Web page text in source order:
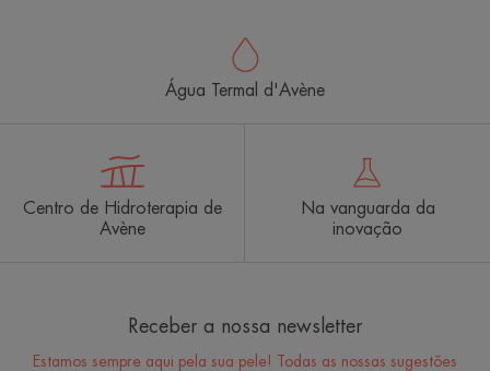
Água Termal d'Avène
Centro de Hidroterapia de
Avène
Na vanguarda da
inovação
Receber a nossa newsletter
Estamos sempre aqui pela sua pele! Todas as nossas sugestões